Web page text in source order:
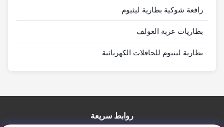
رافعة شوكية بطارية ليثيوم
بطاريات عربة الغولف
بطارية ليثيوم للحافلات الكهربائية
روابط سريعة